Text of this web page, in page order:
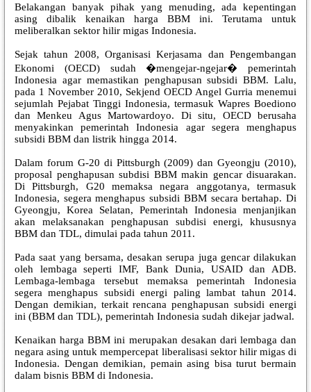
Belakangan banyak pihak yang menuding, ada kepentingan
asing dibalik kenaikan harga BBM ini. Terutama untuk
meliberalkan sektor hilir migas Indonesia.
Sejak tahun 2008, Organisasi Kerjasama dan Pengembangan
Ekonomi (OECD) sudah �mengejar-ngejar� pemerintah
Indonesia agar memastikan penghapusan subsidi BBM. Lalu,
pada 1 November 2010, Sekjend OECD Angel Gurria menemui
sejumlah Pejabat Tinggi Indonesia, termasuk Wapres Boediono
dan Menkeu Agus Martowardoyo. Di situ, OECD berusaha
menyakinkan pemerintah Indonesia agar segera menghapus
subsidi BBM dan listrik hingga 2014.
Dalam forum G-20 di Pittsburgh (2009) dan Gyeongju (2010),
proposal penghapusan subdisi BBM makin gencar disuarakan.
Di Pittsburgh, G20 memaksa negara anggotanya, termasuk
Indonesia, segera menghapus subsidi BBM secara bertahap. Di
Gyeongju, Korea Selatan, Pemerintah Indonesia menjanjikan
akan melaksanakan penghapusan subdisi energi, khususnya
BBM dan TDL, dimulai pada tahun 2011.
Pada saat yang bersama, desakan serupa juga gencar dilakukan
oleh lembaga seperti IMF, Bank Dunia, USAID dan ADB.
Lembaga-lembaga tersebut memaksa pemerintah Indonesia
segera menghapus subsidi energi paling lambat tahun 2014.
Dengan demikian, terkait rencana penghapusan subsidi energi
ini (BBM dan TDL), pemerintah Indonesia sudah dikejar jadwal.
Kenaikan harga BBM ini merupakan desakan dari lembaga dan
negara asing untuk mempercepat liberalisasi sektor hilir migas di
Indonesia. Dengan demikian, pemain asing bisa turut bermain
dalam bisnis BBM di Indonesia.